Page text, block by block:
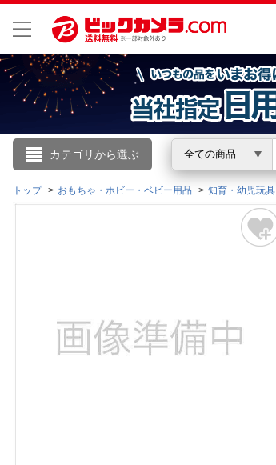
カテゴリから選ぶ 全ての商品
こんにちは
ログイン
閲覧履歴
トップ おもちゃ・ホビー・ベビー用品 知育・幼児玩具